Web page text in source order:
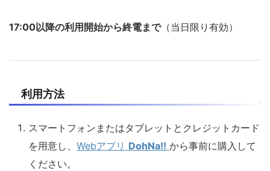
17:00以降の利用開始から終電まで（当日限り有効）
利用方法
スマートフォンまたはタブレットとクレジットカード
を用意し、 Webアプリ DohNa!! から事前に購入して
ください。